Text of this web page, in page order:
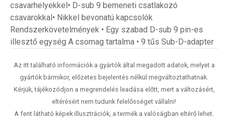
csavarhelyekkel• D-sub 9 bemeneti csatlakozó
csavarokkal• Nikkel bevonatú kapcsolók
Rendszerkövetelmények • Egy szabad D-sub 9 pin-es
illesztő egység A csomag tartalma • 9 tűs Sub-D-adapter
Az itt található információk a gyártók által megadott adatok, melyet a
gyártók bármikor, előzetes bejelentés nélkül megváltoztathatnak.
Kérjük, tájékozódjon a megrendelés leadása előtt, mert a változásért,
eltérésért nem tudunk felelősséget vállalni!
A fent látható képek illusztrációk, a termék a valóságban eltérő lehet.